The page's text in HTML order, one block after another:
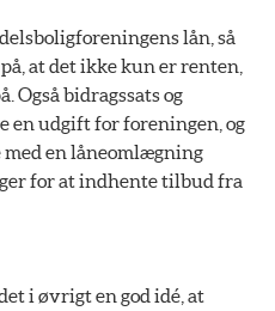
lån, så
at det ikke kun er renten,
Også bidragssats og
en udgift for foreningen, og
en låneomlægning
for at indhente tilbud fra
i øvrigt en god idé, at